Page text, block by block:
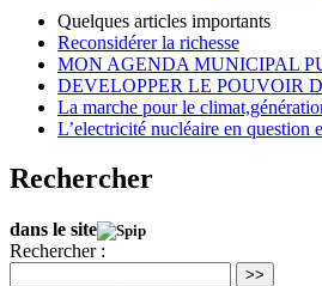
Quelques articles importants
Reconsidérer la richesse
MON AGENDA MUNICIPAL
DEVELOPPER LE POUVOIR
La marche pour le
L’electricité nucléaire en question
Rechercher
dans le site
Rechercher :
>>